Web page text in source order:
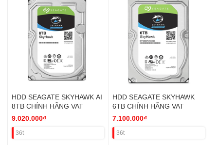
HDD SEAGATE SKYHAWK AI
8TB CHÍNH HÃNG VAT
9.020.000₫
36t
HDD SEAGATE SKYHAWK
6TB CHÍNH HÃNG VAT
7.100.000₫
36t